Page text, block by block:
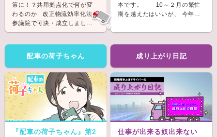
策に！？共用拠点化で何が変
わるのか 改正物流効率化法が
参議院で可決・成立しまし
た。 &nb...
本です。 10～２月の繁忙
期を越えたはいいが、 今年...
配車の荷子ちゃん
『配車の荷子ちゃん』第2
成り上がり日記
仕事が出来る奴出来ない